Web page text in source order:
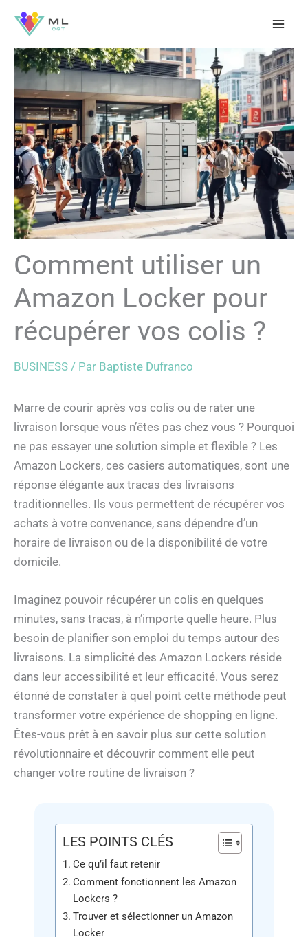
Aller
contenu
Comment utiliser un
Amazon Locker pour
récupérer vos colis ?
BUSINESS / Par Baptiste Dufranco
Marre de courir après vos colis ou de rater une
livraison lorsque vous n’êtes pas chez vous ? Pourquoi
ne pas essayer une solution simple et flexible ? Les
Amazon Lockers, ces casiers automatiques, sont une
réponse élégante aux tracas des livraisons
traditionnelles. Ils vous permettent de récupérer vos
achats à votre convenance, sans dépendre d’un
horaire de livraison ou de la disponibilité de votre
domicile.
Imaginez pouvoir récupérer un colis en quelques
minutes, sans tracas, à n’importe quelle heure. Plus
besoin de planifier son emploi du temps autour des
livraisons. La simplicité des Amazon Lockers réside
dans leur accessibilité et leur efficacité. Vous serez
étonné de constater à quel point cette méthode peut
transformer votre expérience de shopping en ligne.
Êtes-vous prêt à en savoir plus sur cette solution
révolutionnaire et découvrir comment elle peut
changer votre routine de livraison ?
LES POINTS CLÉS
Ce qu’il faut retenir
Comment fonctionnent les Amazon
Lockers ?
Trouver et sélectionner un Amazon
Locker